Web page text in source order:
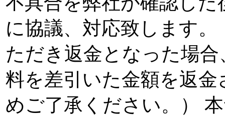
に協議、対応致します
ただき返金となった場
料を差引いた金額を返
めご了承ください。）